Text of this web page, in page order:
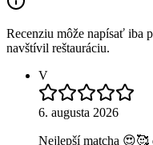
Recenziu môže napísať iba
navštívil reštauráciu.
V
6. augusta 2026
Nejlepší matcha 😍🥰